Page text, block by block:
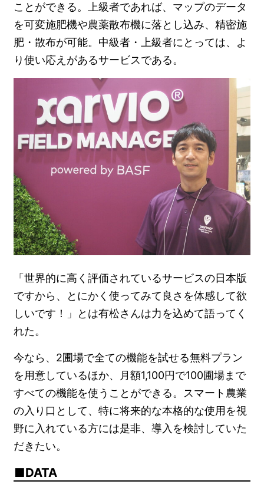
ことができる。上級者であれば、マップのデータ
を可変施肥機や農薬散布機に落とし込み、精密施
肥・散布が可能。中級者・上級者にとっては、よ
り使い応えがあるサービスである。
「世界的に高く評価されているサービスの日本版
ですから、とにかく使ってみて良さを体感して欲
しいです！」とは有松さんは力を込めて語ってく
れた。
今なら、2圃場で全ての機能を試せる無料プラン
を用意しているほか、月額1,100円で100圃場まで
すべての機能を使うことができる。スマート農業
の入り口として、特に将来的な本格的な使用を視
野に入れている方には是非、導入を検討していた
だきたい。
DATA